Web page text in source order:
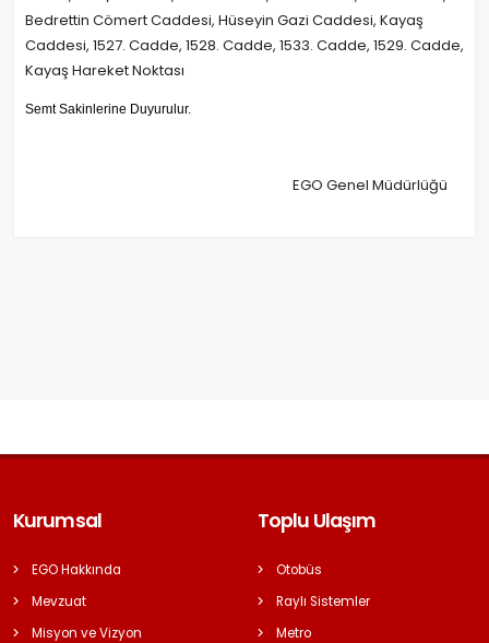
Bedrettin Cömert Caddesi, Hüseyin Gazi Caddesi, Kayaş
Caddesi, 1527. Cadde, 1528. Cadde, 1533. Cadde, 1529. Cadde,
Kayaş Hareket Noktası
Semt Sakinlerine Duyurulur.
EGO Genel Müdürlüğü
Kurumsal
EGO Hakkında
Mevzuat
Misyon ve Vizyon
Toplu Ulaşım
Otobüs
Raylı Sistemler
Metro